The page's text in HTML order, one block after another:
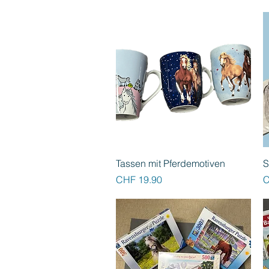
Schnellansicht
Tassen mit Pferdemotiven
Preis
CHF 19.90